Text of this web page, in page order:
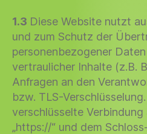
1.3 Diese Website nutzt
und zum Schutz der
personenbezogener
vertraulicher Inhalte (z.B.
Anfragen an den
bzw. TLS-
verschlüsselte
„https://“ und dem